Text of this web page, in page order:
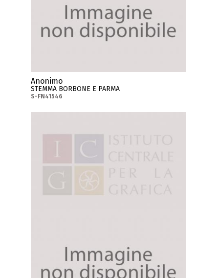
Anonimo
STEMMA BORBONE E PARMA
S-FN41546